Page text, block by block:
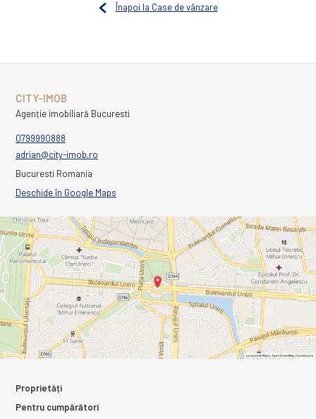
Înapoi la Case de vânzare
CITY-IMOB
Agenție imobiliară Bucuresti
0799990888
adrian@city-imob.ro
Bucuresti Romania
Deschide în Google Maps
Proprietăți
Pentru cumpărători